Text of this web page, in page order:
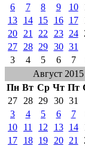
6
7 8 9 10
13
14 15 16 17
20
21 22 23 24
27
28 29 30 31
3
4 5 6 7
Август 2015
Пн Вт Ср Чт Пт
27
28 29 30 31
3
4 5 6 7
10
11 12 13 14
17
18 19 20 21